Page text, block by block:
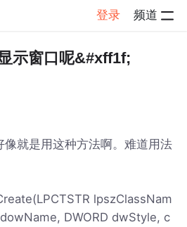
登录 频道
情
示窗口呢&#xff1f;
就是用这种方法啊。难道用法
lpszClassNam
DWORD dwStyle, c